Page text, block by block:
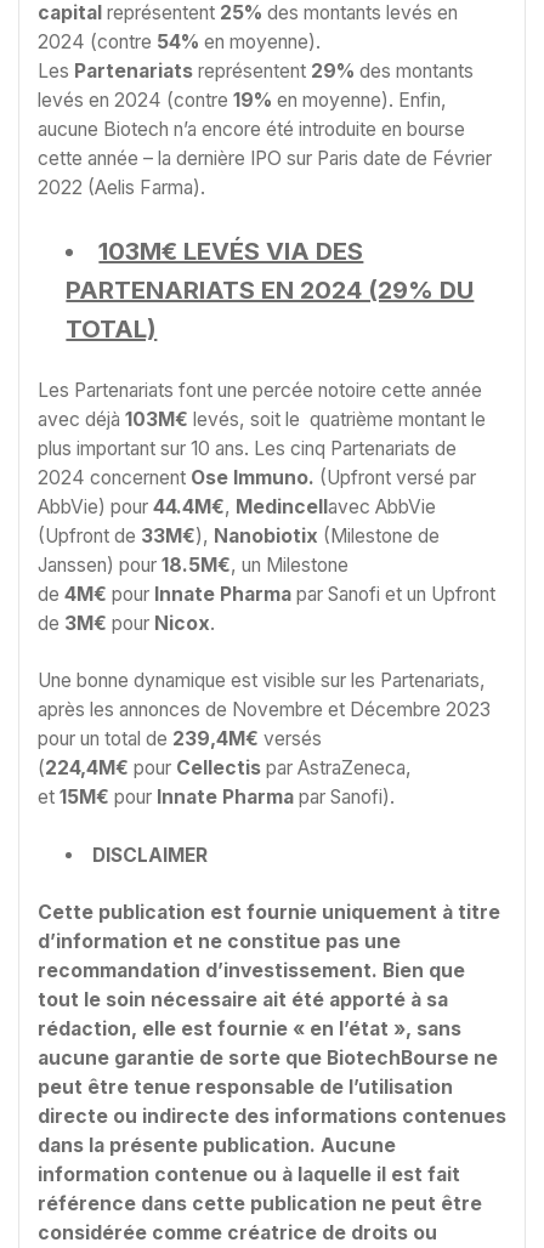
capital représentent 25% des montants levés en
2024 (contre 54% en moyenne).
Les Partenariats représentent 29% des montants
levés en 2024 (contre 19% en moyenne). Enfin,
aucune Biotech n’a encore été introduite en bourse
cette année – la dernière IPO sur Paris date de Février
2022 (Aelis Farma).
103M€ LEVÉS VIA DES
PARTENARIATS EN 2024 (29% DU
TOTAL)
Les Partenariats font une percée notoire cette année
avec déjà 103M€ levés, soit le quatrième montant le
plus important sur 10 ans. Les cinq Partenariats de
2024 concernent Ose Immuno. (Upfront versé par
AbbVie) pour 44.4M€, Medincellavec AbbVie
(Upfront de 33M€), Nanobiotix (Milestone de
Janssen) pour 18.5M€, un Milestone
de 4M€ pour Innate Pharma par Sanofi et un Upfront
de 3M€ pour Nicox.
Une bonne dynamique est visible sur les Partenariats,
après les annonces de Novembre et Décembre 2023
pour un total de 239,4M€ versés
(224,4M€ pour Cellectis par AstraZeneca,
et 15M€ pour Innate Pharma par Sanofi).
DISCLAIMER
Cette publication est fournie uniquement à titre
d’information et ne constitue pas une
recommandation d’investissement. Bien que
tout le soin nécessaire ait été apporté à sa
rédaction, elle est fournie « en l’état », sans
aucune garantie de sorte que BiotechBourse ne
peut être tenue responsable de l’utilisation
directe ou indirecte des informations contenues
dans la présente publication. Aucune
information contenue ou à laquelle il est fait
référence dans cette publication ne peut être
considérée comme créatrice de droits ou